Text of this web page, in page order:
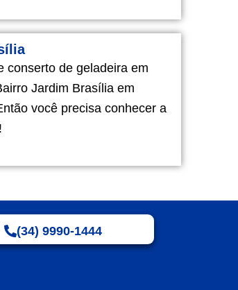
conserto de geladeira em
Jardim Brasília em
você precisa conhecer a
(34) 9990-1444